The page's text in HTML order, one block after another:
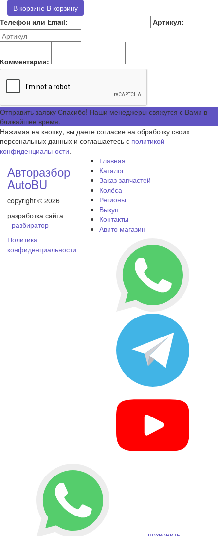
В корзине В корзину
Телефон или Email:
Артикул:
Комментарий:
Отправить заявку Спасибо! Наши менеджеры свяжутся с Вами в
ближайшее время.
Нажимая на кнопку, вы даете согласие на обработку своих
персональных данных и соглашаетесь с политикой
конфиденциальности.
Авторазбор
AutoBU
copyright © 2026
разработка сайта
- разбиратор
Политика
конфиденциальности
Главная
Каталог
Заказ запчастей
Колёса
Регионы
Выкуп
Контакты
Авито магазин